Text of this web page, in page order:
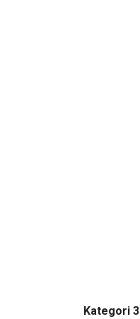
Kategori 3